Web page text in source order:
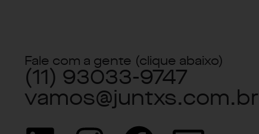
Fale com a gente (clique abaixo)
(11) 93033-9747
vamos@juntxs.com.br